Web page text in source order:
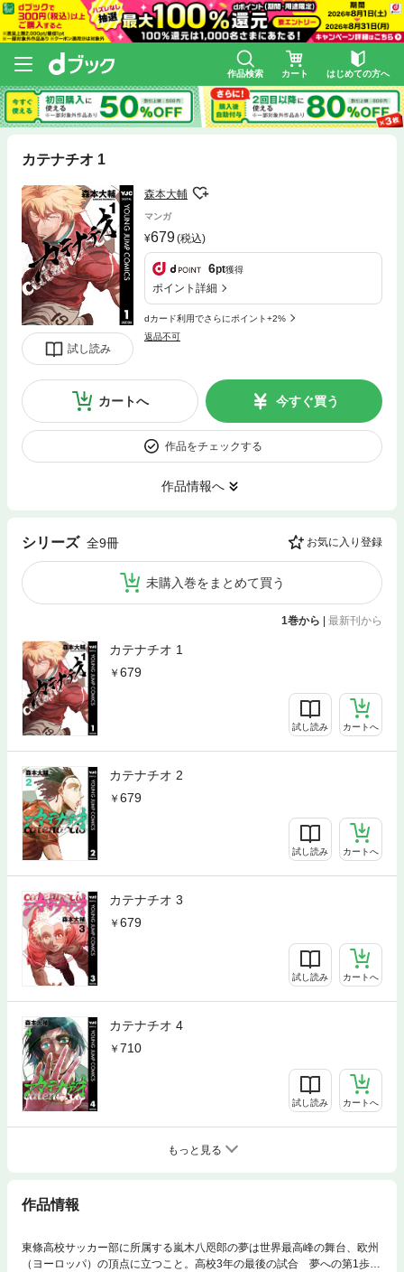
作品検索 カート はじめての方へ
カテナチオ 1
試し読み
森本大輔
マンガ
679(税込)
6pt獲得
ポイント詳細
dカード利用でさらにポイント+2%
返品不可
カートへ 今すぐ買う
作品をチェックする
作品情報へ
シリーズ 全9冊 お気に入り登録
未購入巻をまとめて買う
1巻から 最新刊から
カテナチオ 1
679
試し読み カートへ
カテナチオ 2
679
試し読み カートへ
カテナチオ 3
679
試し読み カートへ
カテナチオ 4
710
試し読み カートへ
もっと見る
作品情報
東條高校サッカー部に所属する嵐木八咫郎の夢は世界最高峰の舞台、欧州
（ヨーロッパ）の頂点に立つこと。高校3年の最後の試合 夢への第1歩、